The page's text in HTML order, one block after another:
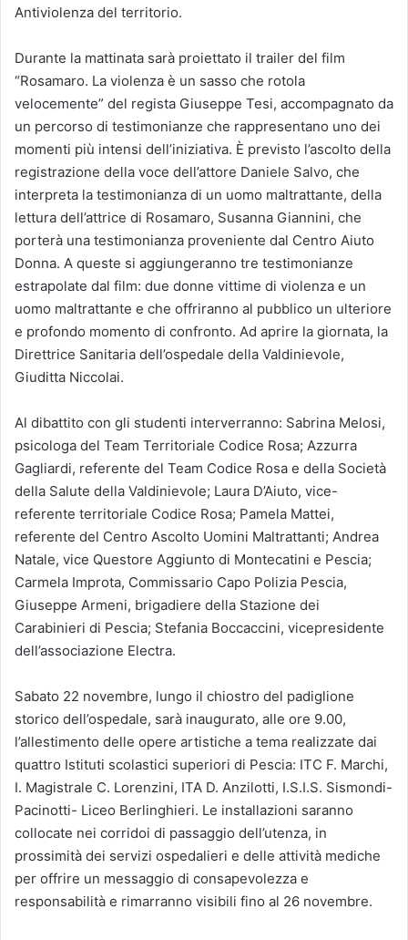
Antiviolenza del territorio.
Durante la mattinata sarà proiettato il trailer del film
“Rosamaro. La violenza è un sasso che rotola
velocemente” del regista Giuseppe Tesi, accompagnato da
un percorso di testimonianze che rappresentano uno dei
momenti più intensi dell’iniziativa. È previsto l’ascolto della
registrazione della voce dell’attore Daniele Salvo, che
interpreta la testimonianza di un uomo maltrattante, della
lettura dell’attrice di Rosamaro, Susanna Giannini, che
porterà una testimonianza proveniente dal Centro Aiuto
Donna. A queste si aggiungeranno tre testimonianze
estrapolate dal film: due donne vittime di violenza e un
uomo maltrattante e che offriranno al pubblico un ulteriore
e profondo momento di confronto. Ad aprire la giornata, la
Direttrice Sanitaria dell’ospedale della Valdinievole,
Giuditta Niccolai.
Al dibattito con gli studenti interverranno: Sabrina Melosi,
psicologa del Team Territoriale Codice Rosa; Azzurra
Gagliardi, referente del Team Codice Rosa e della Società
della Salute della Valdinievole; Laura D’Aiuto, vice-
referente territoriale Codice Rosa; Pamela Mattei,
referente del Centro Ascolto Uomini Maltrattanti; Andrea
Natale, vice Questore Aggiunto di Montecatini e Pescia;
Carmela Improta, Commissario Capo Polizia Pescia,
Giuseppe Armeni, brigadiere della Stazione dei
Carabinieri di Pescia; Stefania Boccaccini, vicepresidente
dell’associazione Electra.
Sabato 22 novembre, lungo il chiostro del padiglione
storico dell’ospedale, sarà inaugurato, alle ore 9.00,
l’allestimento delle opere artistiche a tema realizzate dai
quattro Istituti scolastici superiori di Pescia: ITC F. Marchi,
I. Magistrale C. Lorenzini, ITA D. Anzilotti, I.S.I.S. Sismondi-
Pacinotti- Liceo Berlinghieri. Le installazioni saranno
collocate nei corridoi di passaggio dell’utenza, in
prossimità dei servizi ospedalieri e delle attività mediche
per offrire un messaggio di consapevolezza e
responsabilità e rimarranno visibili fino al 26 novembre.